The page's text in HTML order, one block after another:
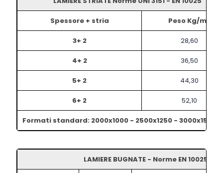
Spessore + stria Peso Kg/m2
3+ 2 28,60
4+ 2 36,50
5+ 2 44,30
6+ 2 52,10
Formati standard: 2000x1000 - 2500x1250 - 3000x1500
LAMIERE BUGNATE - Norme EN 10025